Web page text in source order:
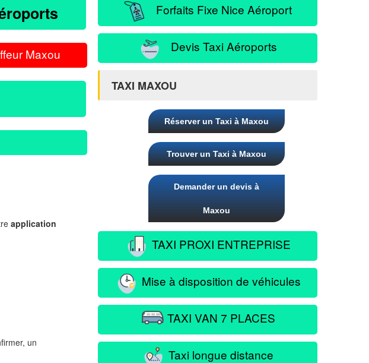
Maxou
application
un
Forfaits Fixe Nice Aéroport
Devis Taxi Aéroports
TAXI MAXOU
Réserver un Taxi à Maxou
Trouver un Taxi à Maxou
Demander un devis à
Maxou
TAXI PROXI ENTREPRISE
Mise à disposition de véhicules
TAXI VAN 7 PLACES
Taxi longue distance